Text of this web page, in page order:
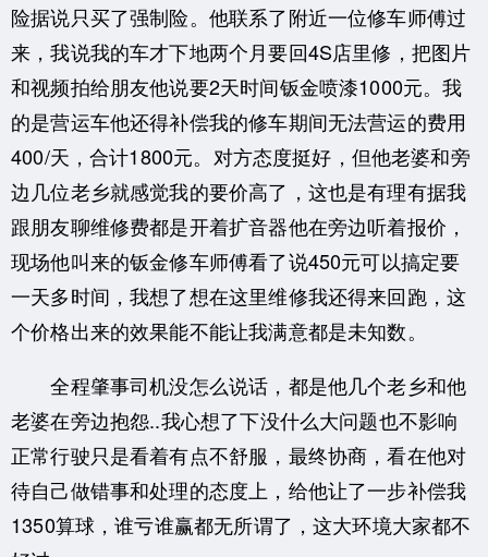
险据说只买了强制险。他联系了附近一位修车师傅过
来，我说我的车才下地两个月要回4S店里修，把图片
和视频拍给朋友他说要2天时间钣金喷漆1000元。我
的是营运车他还得补偿我的修车期间无法营运的费用
400/天，合计1800元。对方态度挺好，但他老婆和旁
边几位老乡就感觉我的要价高了，这也是有理有据我
跟朋友聊维修费都是开着扩音器他在旁边听着报价，
现场他叫来的钣金修车师傅看了说450元可以搞定要
一天多时间，我想了想在这里维修我还得来回跑，这
个价格出来的效果能不能让我满意都是未知数。
全程肇事司机没怎么说话，都是他几个老乡和他
老婆在旁边抱怨..我心想了下没什么大问题也不影响
正常行驶只是看着有点不舒服，最终协商，看在他对
待自己做错事和处理的态度上，给他让了一步补偿我
1350算球，谁亏谁赢都无所谓了，这大环境大家都不